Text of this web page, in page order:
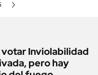
Inviolabilidad
pero hay